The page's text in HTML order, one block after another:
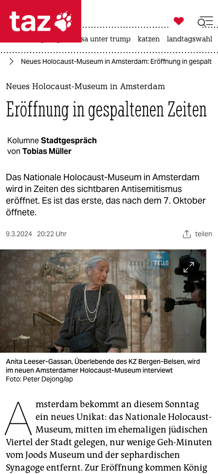
 taz zahl ich
taz zahl ich
themen
politik
gesellschaft
kultur
sport
berlin
nord
wahrheit
verlag
verlag
veranstaltungen
shop
fragen & hilfe
unterstützen
abo
genossenschaft
epaper login

taz zahl ich
usa unter trump katzen landtagswahl
Neues Holocaust-Museum in Amsterdam: Eröffnung in
Neues Holocaust-Museum in Amsterdam
Eröffnung in gespaltenen Zeiten
KolumneStadtgespräch
von Tobias Müller
Das Nationale Holocaust-Museum in Amsterdam
wird in Zeiten des sichtbaren Antisemitismus
eröffnet. Es ist das erste, das nach dem 7. Oktober
öffnete.
9.3.2024 20:22 Uhr teilen
Anita Leeser-Gassan, Überlebende des KZ Bergen-Belsen, wird
im neuen Amsterdamer Holocaust-Museum interviewt
Foto: Peter Dejong/ap
A msterdam bekommt an diesem Sonntag
ein neues Unikat: das Nationale Holocaust-
Museum, mitten im ehemaligen jüdischen
Viertel der Stadt gelegen, nur wenige Geh-Minuten
vom Joods Museum und der sephardischen
Synagoge entfernt. Zur Eröffnung kommen König